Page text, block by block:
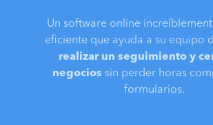
Un software online
eficiente que ayuda a su equipo
realizar un seguimiento y
negocios sin perder horas
formularios.